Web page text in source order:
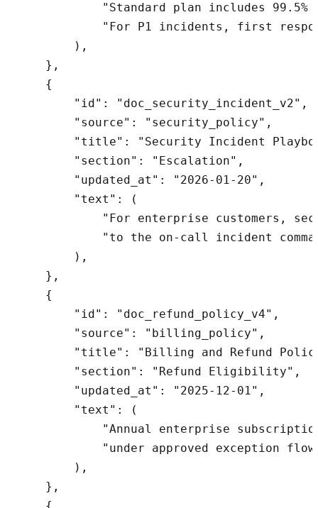
"Standard plan includes 99.5%
"For P1 incidents, first
        ),
    },
    {
        "id": "doc_security_incident_v2",
        "source": "security_policy",
"title": "Security Incident
        "section": "Escalation",
        "updated_at": "2026-01-20",
        "text": (
"For enterprise customers,
"to the on-call incident
        ),
    },
    {
        "id": "doc_refund_policy_v4",
        "source": "billing_policy",
"title": "Billing and Refund
        "section": "Refund Eligibility",
        "updated_at": "2025-12-01",
        "text": (
"Annual enterprise
"under approved exception
        ),
    },